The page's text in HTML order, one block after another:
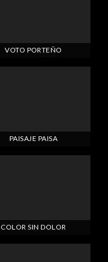
VOTO PORTEÑO
PAISAJE PAISA
COLOR SIN DOLOR